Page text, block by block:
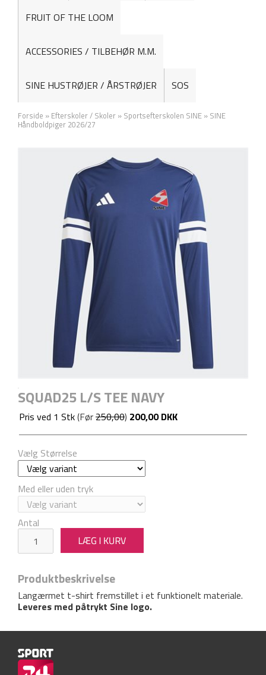
FRUIT OF THE LOOM
ACCESSORIES / TILBEHØR M.M.
SINE HUSTRØJER / ÅRSTRØJER SOS
Forside » Efterskoler / Skoler » Sportsefterskolen SINE » SINE
Håndboldpiger 2026/27
SQUAD25 L/S TEE NAVY
Pris ved 1 Stk(Før250,00) 200,00 DKK
Vælg Størrelse
Med eller uden tryk
Antal
Produktbeskrivelse
Langærmet t-shirt fremstillet i et funktionelt materiale.
Leveres med påtrykt Sine logo.